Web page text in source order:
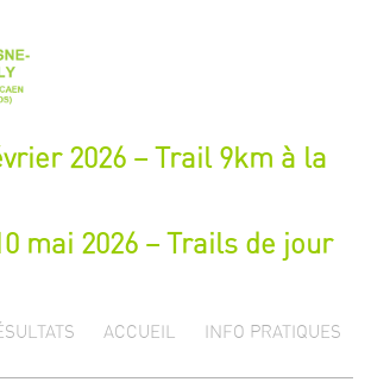
2026 – Trail 9km à la
mai 2026 – Trails de jour
ACCUEIL INFO PRATIQUES